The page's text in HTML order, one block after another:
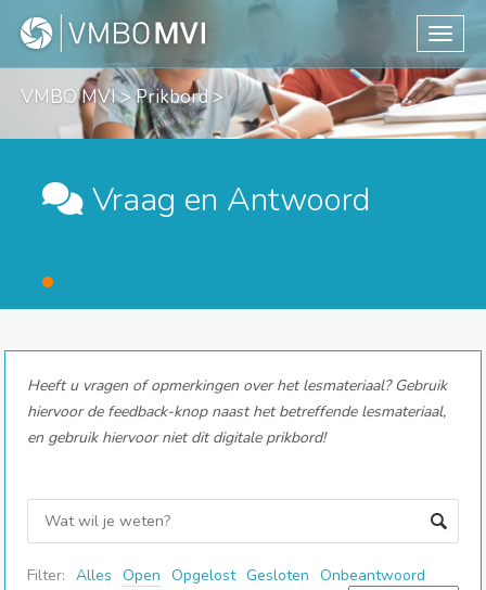
VMBO MVI>Prikbord>
Vraag en Antwoord
Heeft u vragen of opmerkingen over het lesmateriaal? Gebruik
hiervoor de feedback-knop naast het betreffende lesmateriaal,
en gebruik hiervoor niet dit digitale prikbord!
Filter: Alles Open Opgelost Gesloten Onbeantwoord